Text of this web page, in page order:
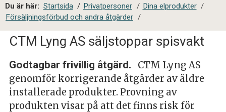
a
l
s
e
ö
k
Du är här: Startsida / Privatpersoner / Dina elprodukter /
Försäljningsförbud och andra åtgärder /
CTM Lyng AS säljstoppar spisvakt
Godtagbar frivillig åtgärd.
CTM Lyng AS
genomför korrigerande åtgärder av äldre
installerade produkter. Provning av
produkten visar på att det finns risk för